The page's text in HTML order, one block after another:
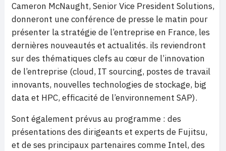
Cameron McNaught, Senior Vice President Solutions,
donneront une conférence de presse le matin pour
présenter la stratégie de l’entreprise en France, les
dernières nouveautés et actualités. ils reviendront
sur des thématiques clefs au cœur de l’innovation
de l’entreprise (cloud, IT sourcing, postes de travail
innovants, nouvelles technologies de stockage, big
data et HPC, efficacité de l’environnement SAP).
Sont également prévus au programme : des
présentations des dirigeants et experts de Fujitsu,
et de ses principaux partenaires comme Intel, des